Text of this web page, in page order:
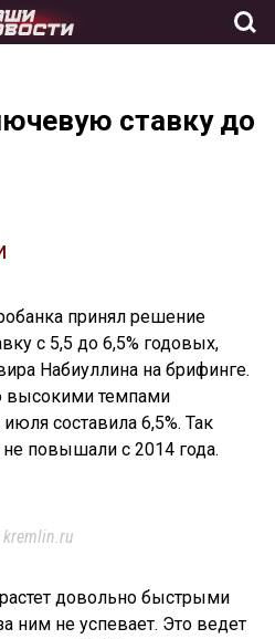
ставку до
принял решение
с 5,5 до 6,5% годовых,
Набиуллина на брифинге.
высокими темпами
составила 6,5%. Так
повышали с 2014 года.
довольно быстрыми
ним не успевает. Это ведет